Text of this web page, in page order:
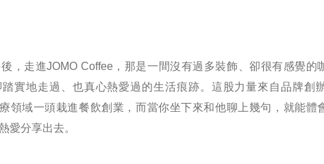
，走進JOMO Coffee，那是一間沒有過多裝飾、卻很有感覺的
實地走過、也真心熱愛過的生活痕跡。這股力量來自品牌創
領域一頭栽進餐飲創業，而當你坐下來和他聊上幾句，就能體
愛分享出去。